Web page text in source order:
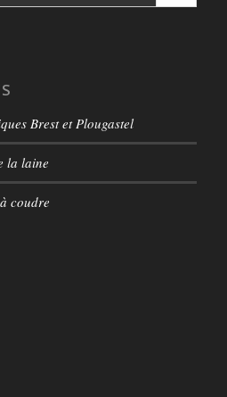
Brest et Plougastel
la laine
coudre